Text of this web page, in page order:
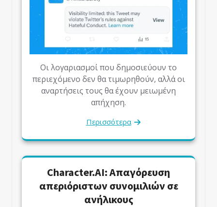
Οι λογαριασμοί που δημοσιεύουν το
περιεχόμενο δεν θα τιμωρηθούν, αλλά οι
αναρτήσεις τους θα έχουν μειωμένη
απήχηση.
Περισσότερα
Character.AI: Απαγόρευση
απεριόριστων συνομιλιών σε
ανήλικους